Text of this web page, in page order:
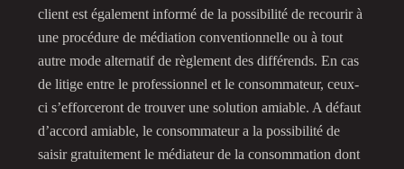
client est également informé de la possibilité de recourir à
une procédure de médiation conventionnelle ou à tout
autre mode alternatif de règlement des différends. En cas
de litige entre le professionnel et le consommateur, ceux-
ci s’efforceront de trouver une solution amiable. A défaut
d’accord amiable, le consommateur a la possibilité de
saisir gratuitement le médiateur de la consommation dont